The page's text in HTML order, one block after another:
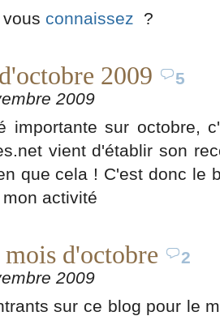
connaissez
?
2009
5
2009
importante sur octobre,
vient d'établir son
que cela ! C'est donc le
activité
d'octobre
2
2009
sur ce blog pour le